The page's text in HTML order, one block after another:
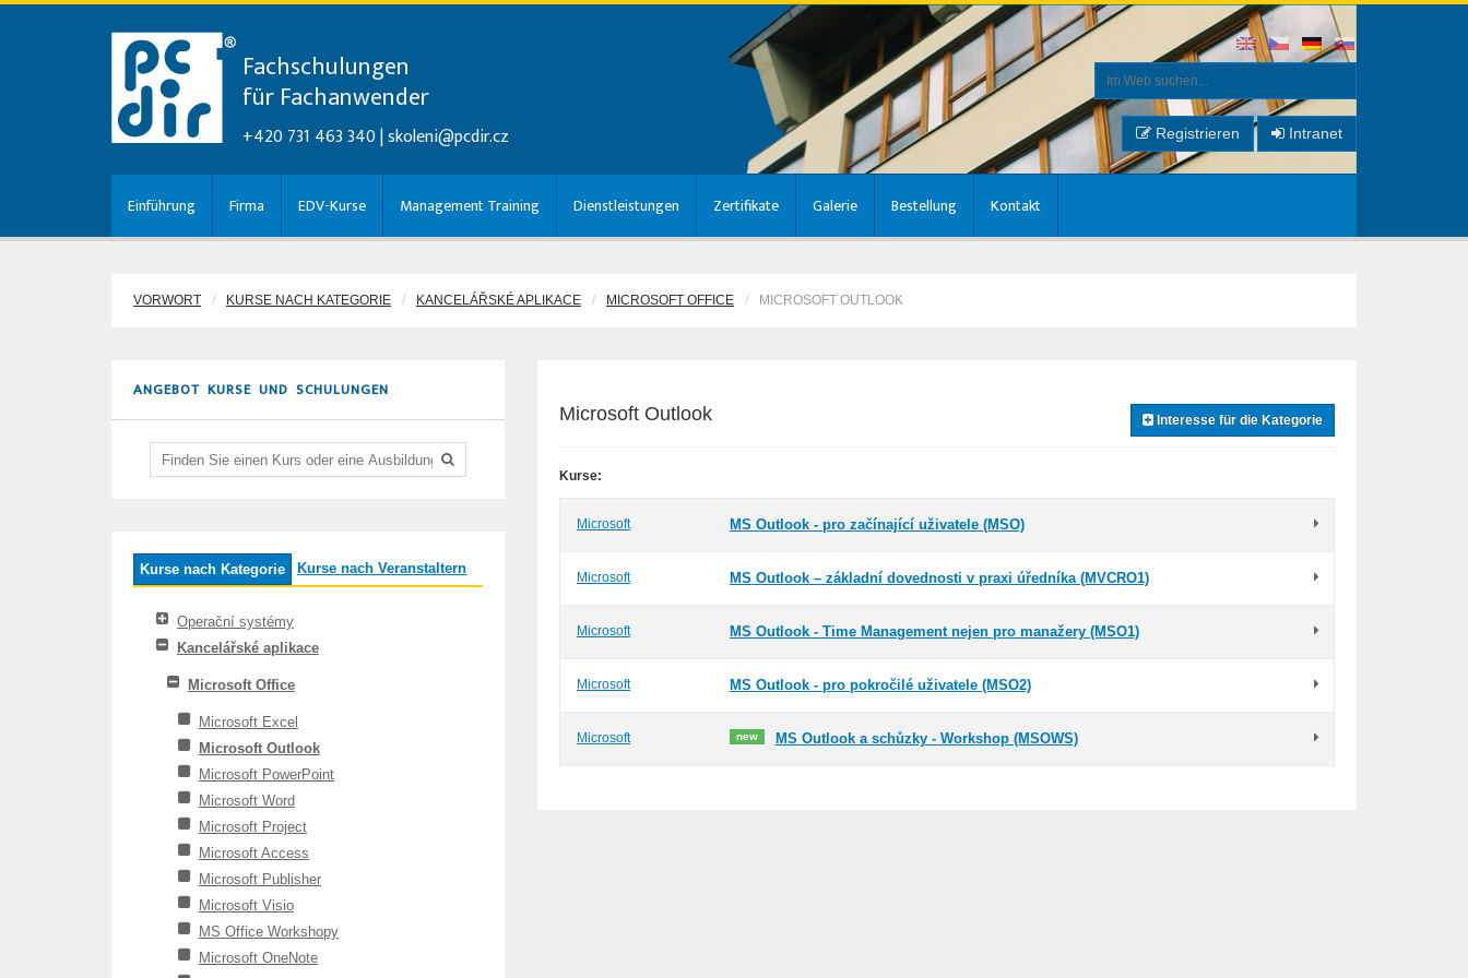
Fachschulungen
für Fachanwender
+420 731 463 340 |skoleni@pcdir.cz Registrieren Intranet
Einführung Firma EDV-Kurse Management Training Dienstleistungen Zertifikate Galerie Bestellung Kontakt
VORWORT KURSE NACH KATEGORIE KANCELÁŘSKÉ APLIKACE MICROSOFT OFFICE MICROSOFT OUTLOOK
ANGEBOT KURSE UND SCHULUNGEN
Kurse nach Kategorie Kurse nach Veranstaltern
Operační systémy
Kancelářské aplikace
Microsoft Office
Microsoft Excel
Microsoft Outlook
Microsoft PowerPoint
Microsoft Word
Microsoft Project
Microsoft Access
Microsoft Publisher
Microsoft Visio
MS Office Workshopy
Microsoft OneNote
Interesse für die Kategorie
Microsoft Outlook
Kurse:
Microsoft MS Outlook - pro začínající uživatele (MSO)
Microsoft MS Outlook – základní dovednosti v praxi úředníka (MVCRO1)
Microsoft MS Outlook - Time Management nejen pro manažery (MSO1)
Microsoft MS Outlook - pro pokročilé uživatele (MSO2)
Microsoft new MS Outlook a schůzky - Workshop (MSOWS)